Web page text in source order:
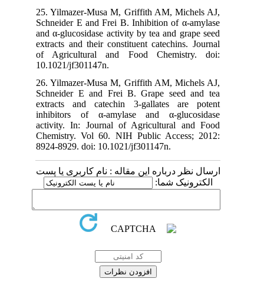
25. Yilmazer-Musa M, Griffith AM, Michels AJ,
Schneider E and Frei B. Inhibition of α-amylase
and α-glucosidase activity by tea and grape seed
extracts and their constituent catechins. Journal
of Agricultural and Food Chemistry. doi:
10.1021/jf301147n.
26. Yilmazer-Musa M, Griffith AM, Michels AJ,
Schneider E and Frei B. Grape seed and tea
extracts and catechin 3-gallates are potent
inhibitors of α-amylase and α-glucosidase
activity. In: Journal of Agricultural and Food
Chemistry. Vol 60. NIH Public Access; 2012:
8924-8929. doi: 10.1021/jf301147n.
ارسال نظر درباره این مقاله : نام کاربری یا پست
الکترونیک شما: